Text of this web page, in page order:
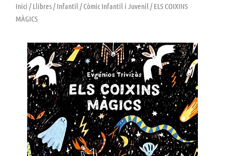
Inici /Llibres/Infantil /Còmic Infantil i Juvenil / ELS COIXINS
MÀGICS